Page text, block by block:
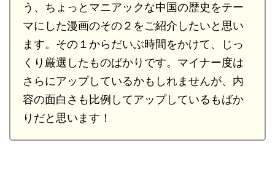
う、ちょっとマニアックな中国の歴史をテー
マにした漫画のその２をご紹介したいと思い
ます。その１からだいぶ時間をかけて、じっ
くり厳選したものばかりです。マイナー度は
さらにアップしているかもしれませんが、内
容の面白さも比例してアップしているもばか
りだと思います！